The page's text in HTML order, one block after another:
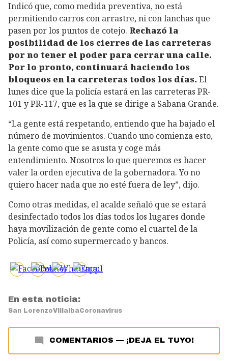
Indicó que, como medida preventiva, no está
permitiendo carros con arrastre, ni con lanchas que
pasen por los puntos de cotejo. Rechazó la
posibilidad de los cierres de las carreteras
por no tener el poder para cerrar una calle.
Por lo pronto, continuará haciendo los
bloqueos en la carreteras todos los días. El
lunes dice que la policía estará en las carreteras PR-
101 y PR-117, que es la que se dirige a Sabana Grande.
“La gente está respetando, entiendo que ha bajado el
número de movimientos. Cuando uno comienza esto,
la gente como que se asusta y coge más
entendimiento. Nosotros lo que queremos es hacer
valer la orden ejecutiva de la gobernadora. Yo no
quiero hacer nada que no esté fuera de ley”, dijo.
Como otras medidas, el acalde señaló que se estará
desinfectado todos los días todos los lugares donde
haya movilización de gente como el cuartel de la
Policía, así como supermercado y bancos.
En esta noticia:
San LorenzoVillalbaCoronavirus
COMENTARIOS — ¡DEJA EL TUYO!